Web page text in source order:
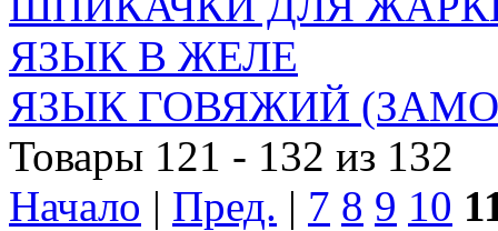
ЯЗЫК В ЖЕЛЕ
ЯЗЫК ГОВЯЖИЙ
Товары 121 - 132 из 132
Начало | Пред. | 7 8 9 10